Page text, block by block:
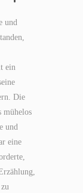
und
ein
Die
mühelos
und
eine